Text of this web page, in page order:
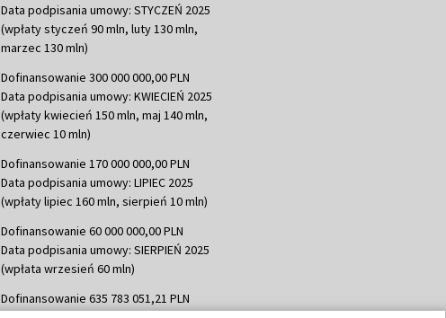
Data podpisania umowy: STYCZEŃ 2025
(wpłaty styczeń 90 mln, luty 130 mln,
marzec 130 mln)
Dofinansowanie 300 000 000,00 PLN
Data podpisania umowy: KWIECIEŃ 2025
(wpłaty kwiecień 150 mln, maj 140 mln,
czerwiec 10 mln)
Dofinansowanie 170 000 000,00 PLN
Data podpisania umowy: LIPIEC 2025
(wpłaty lipiec 160 mln, sierpień 10 mln)
Dofinansowanie 60 000 000,00 PLN
Data podpisania umowy: SIERPIEŃ 2025
(wpłata wrzesień 60 mln)
Dofinansowanie 635 783 051,21 PLN